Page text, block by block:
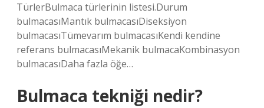
TürlerBulmaca türlerinin listesi.Durum
bulmacasıMantık bulmacasıDiseksiyon
bulmacasıTümevarım bulmacasıKendi kendine
referans bulmacasıMekanik bulmacaKombinasyon
bulmacasıDaha fazla öğe…
Bulmaca tekniği nedir?